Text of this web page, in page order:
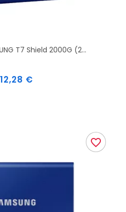
T7 Shield 2000G (2...
Prix€
favorite_border